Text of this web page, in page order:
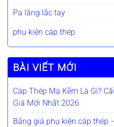
Pa lăng lắc tay
phụ kiện cáp thép
BÀI VIẾT MỚI
Cáp Thép Mạ Kẽm Là Gì?
Giá Mới Nhất 2026
Bảng giá phụ kiện cáp thép